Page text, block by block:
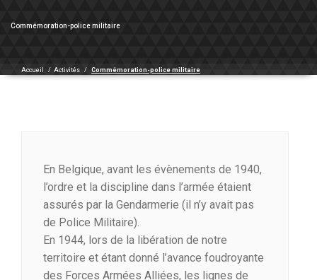
Commémoration-police militaire
Accueil / Activités / Commémoration-police militaire
En Belgique, avant les évènements de 1940,
l’ordre et la discipline dans l’armée étaient
assurés par la Gendarmerie (il n’y avait pas
de Police Militaire).
En 1944, lors de la libération de notre
territoire et étant donné l’avance foudroyante
des Forces Armées Alliées, les lignes de